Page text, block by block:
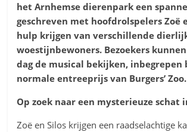
het Arnhemse dierenpark een
geschreven met hoofdrolspelers Zoë
hulp krijgen van verschillende
woestijnbewoners. Bezoekers
dag de musical bekijken, inbegrepen
normale entreeprijs van Burgers’ Zoo.
Op zoek naar een mysterieuze schat
Zoë en Silos krijgen een raadselachtige